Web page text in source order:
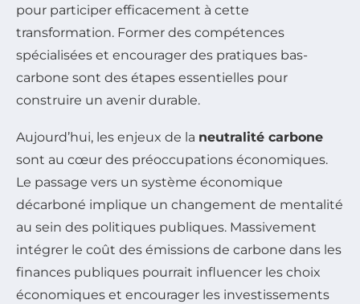
pour participer efficacement à cette
transformation. Former des compétences
spécialisées et encourager des pratiques bas-
carbone sont des étapes essentielles pour
construire un avenir durable.
Aujourd’hui, les enjeux de la neutralité carbone
sont au cœur des préoccupations économiques.
Le passage vers un système économique
décarboné implique un changement de mentalité
au sein des politiques publiques. Massivement
intégrer le coût des émissions de carbone dans les
finances publiques pourrait influencer les choix
économiques et encourager les investissements